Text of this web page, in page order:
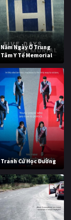
Năm Ngày Ở Trung
Tâm Y Tế Memorial
Tranh Cử Học Đường